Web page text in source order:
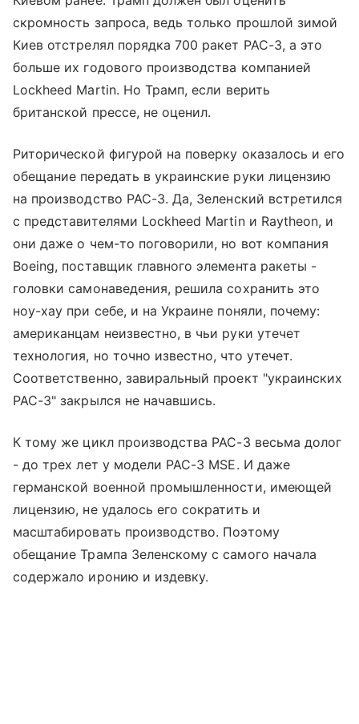
скромность запроса, ведь только прошлой зимой
Киев отстрелял порядка 700 ракет PAC-3, а это
больше их годового производства компанией
Lockheed Martin. Но Трамп, если верить
британской прессе, не оценил.
Риторической фигурой на поверку оказалось и его
обещание передать в украинские руки лицензию
на производство PAC-3. Да, Зеленский встретился
с представителями Lockheed Martin и Raytheon, и
они даже о чем-то поговорили, но вот компания
Boeing, поставщик главного элемента ракеты -
головки самонаведения, решила сохранить это
ноу-хау при себе, и на Украине поняли, почему:
американцам неизвестно, в чьи руки утечет
технология, но точно известно, что утечет.
Соответственно, завиральный проект "украинских
PAC-3" закрылся не начавшись.
К тому же цикл производства PAC-3 весьма долог
- до трех лет у модели PAC-3 MSE. И даже
германской военной промышленности, имеющей
лицензию, не удалось его сократить и
масштабировать производство. Поэтому
обещание Трампа Зеленскому с самого начала
содержало иронию и издевку.